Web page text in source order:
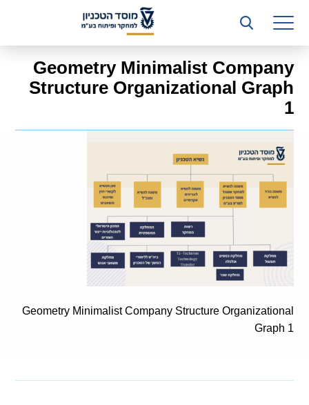
רשות המחקר
היחידה העסקית (T3)
קשרי תעשייה
כספים וכלכלה
המחלקה המשפטית
מחלקת תפעול
קולות קוראים
English
Geometry Minimalist Company
Structure Organizational Graph
1
Geometry Minimalist Company Structure Organizational
Graph 1